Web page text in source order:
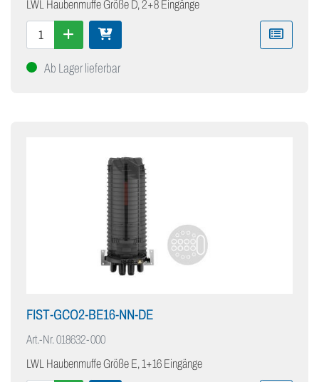
LWL Haubenmuffe Größe D, 2+8 Eingänge
Ab Lager lieferbar
FIST-GCO2-BE16-NN-DE
Art.-Nr.018632-000
LWL Haubenmuffe Größe E, 1+16 Eingänge